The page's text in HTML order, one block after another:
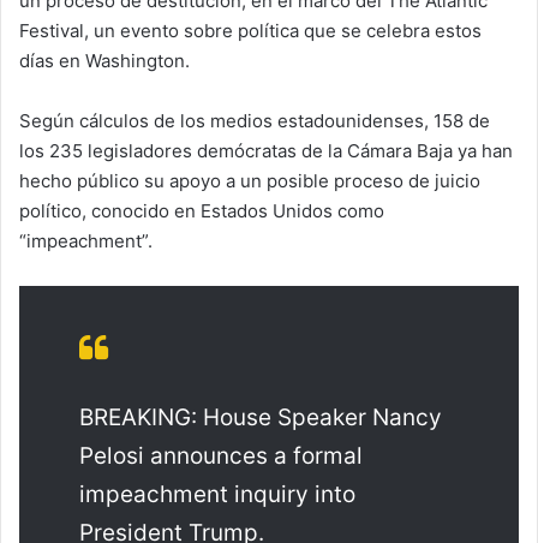
Festival, un evento sobre política que se celebra estos
días en Washington.
Según cálculos de los medios estadounidenses, 158 de
los 235 legisladores demócratas de la Cámara Baja ya han
hecho público su apoyo a un posible proceso de juicio
político, conocido en Estados Unidos como
“impeachment”.
BREAKING: House Speaker Nancy
Pelosi announces a formal
impeachment inquiry into
President Trump.